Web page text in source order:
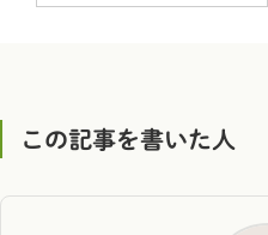
この記事を書いた人